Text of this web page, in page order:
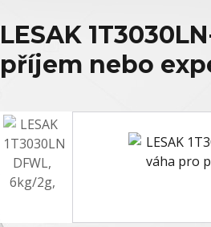
LESAK
příjem nebo